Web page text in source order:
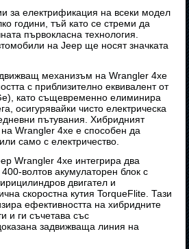
за електрификация на всеки модел
години, тъй като се стреми да
първокласна технология.
на Jeep ще носят значката
механизъм на Wrangler 4xe
с приблизително еквивалент от
като същевременно елиминира
осигурявайки чисто електрическа
пътувания. Хибридният
Wrangler 4xe е способен да
само с електричество.
Wrangler 4xe интегрира два
волтов акумулаторен блок с
двигател и
скоростна кутия TorqueFlite. Тази
ефективността на хибридните
и ги съчетава със
задвижваща линия на